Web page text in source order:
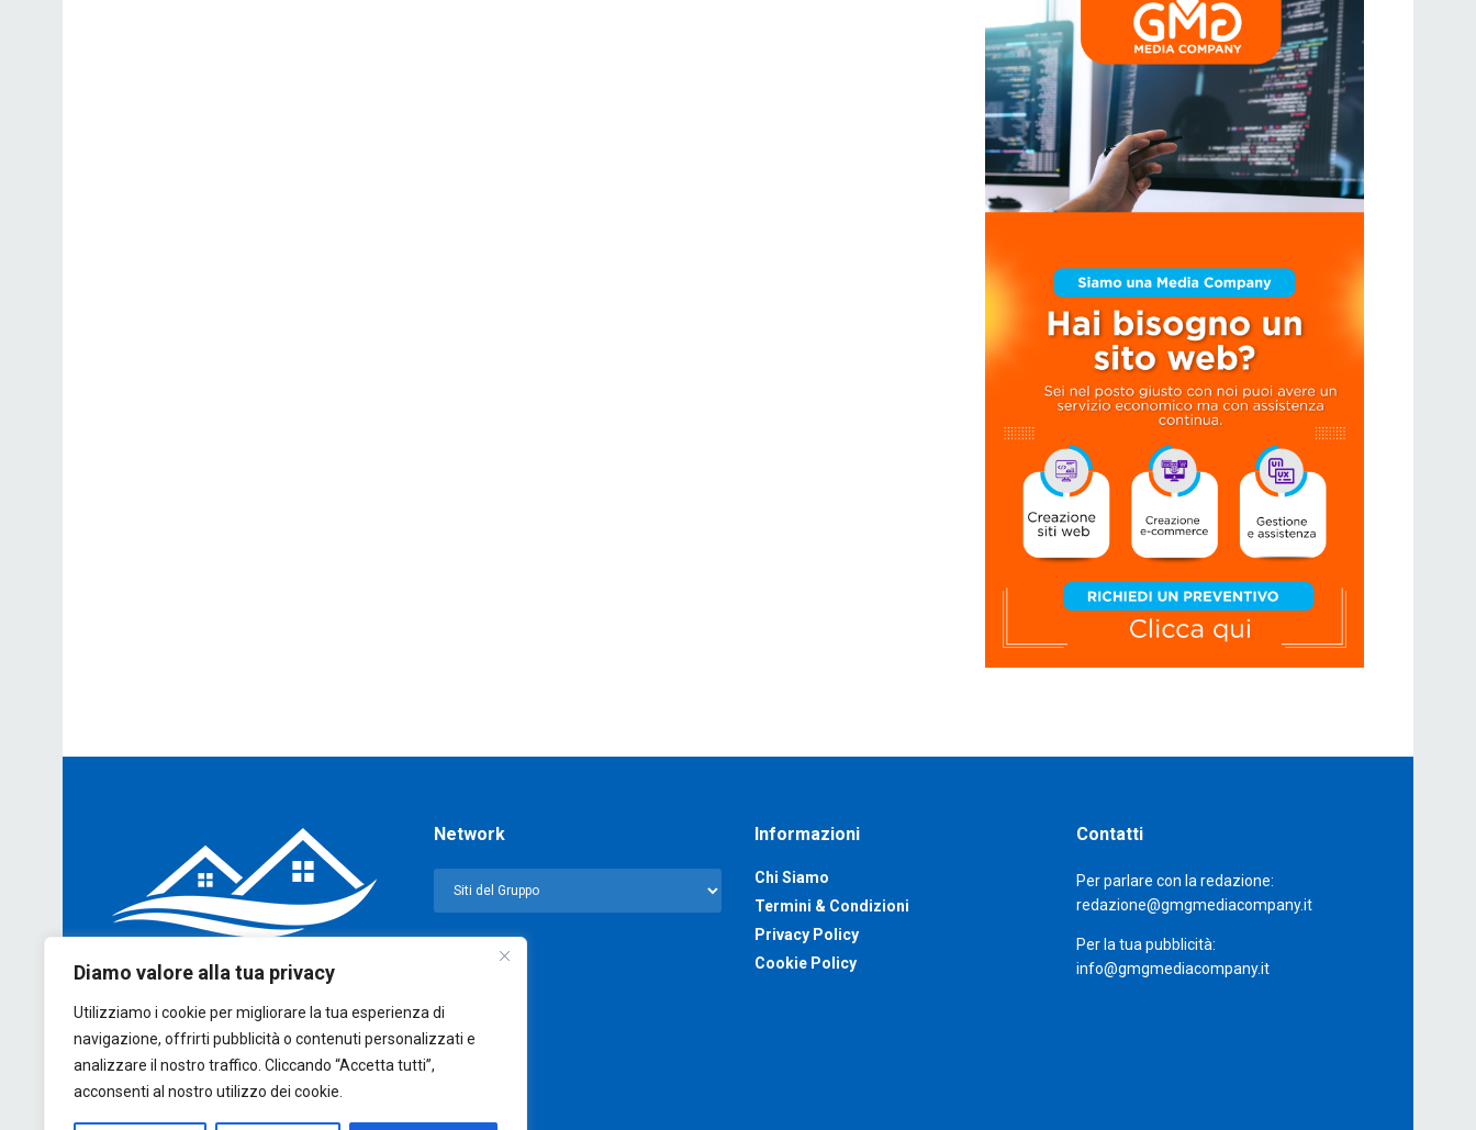
Diamo valore alla tua privacy
Utilizziamo i cookie per migliorare la tua esperienza di
navigazione, offrirti pubblicità o contenuti personalizzati e
analizzare il nostro traffico. Cliccando “Accetta tutti”,
acconsenti al nostro utilizzo dei cookie.
7/5/2001 n. 62
Network Informazioni
Chi Siamo
Termini & Condizioni
Privacy Policy
Cookie Policy
Contatti
Per parlare con la redazione:
redazione@gmgmediacompany.it
Per la tua pubblicità:
info@gmgmediacompany.it